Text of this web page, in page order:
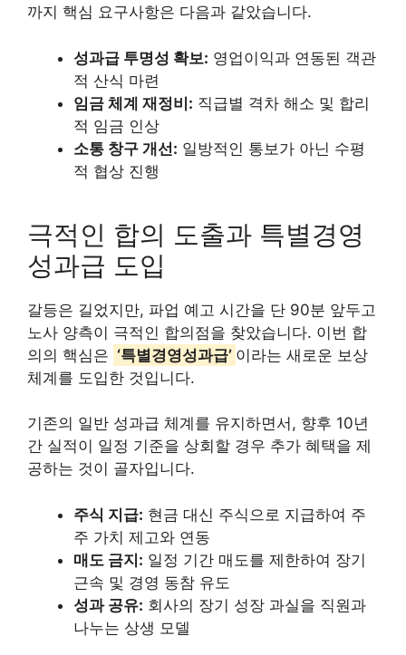
까지 핵심 요구사항은 다음과 같았습니다.
성과급 투명성 확보: 영업이익과 연동된 객관
적 산식 마련
임금 체계 재정비: 직급별 격차 해소 및 합리
적 임금 인상
소통 창구 개선: 일방적인 통보가 아닌 수평
적 협상 진행
극적인 합의 도출과 특별경영
성과급 도입
갈등은 길었지만, 파업 예고 시간을 단 90분 앞두고
노사 양측이 극적인 합의점을 찾았습니다. 이번 합
의의 핵심은 ‘특별경영성과급’ 이라는 새로운 보상
체계를 도입한 것입니다.
기존의 일반 성과급 체계를 유지하면서, 향후 10년
간 실적이 일정 기준을 상회할 경우 추가 혜택을 제
공하는 것이 골자입니다.
주식 지급: 현금 대신 주식으로 지급하여 주
주 가치 제고와 연동
매도 금지: 일정 기간 매도를 제한하여 장기
근속 및 경영 동참 유도
성과 공유: 회사의 장기 성장 과실을 직원과
나누는 상생 모델